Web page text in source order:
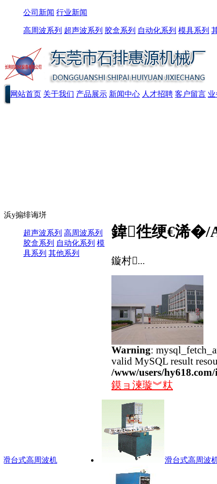
公司新闻 行业新闻
高周波系列 超声波系列 胶盒系列 自动化系列 模具系列
网站首页 关于我们 产品展示 新闻中心 人才招聘 客户留言
浜у搧绯诲垪
超声波系列 高周波系列
胶盒系列 自动化系列 模
具系列 其他系列
鍏徃绠€浠�/
鏇村...
Warning:
valid MySQL result
/www/users/
鏌ョ湅璇︾粏
式高周波机 滑台式高周波机